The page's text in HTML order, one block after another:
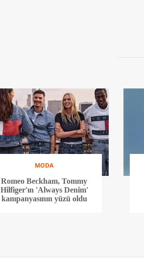
MODA
Romeo Beckham, Tommy
Hilfiger'ın 'Always Denim'
kampanyasının yüzü oldu